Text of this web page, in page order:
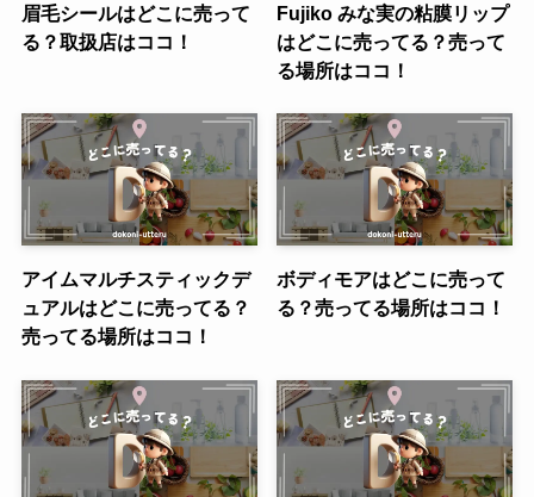
眉毛シールはどこに売って
る？取扱店はココ！
Fujiko みな実の粘膜リップ
はどこに売ってる？売って
る場所はココ！
アイムマルチスティックデ
ュアルはどこに売ってる？
売ってる場所はココ！
ボディモアはどこに売って
る？売ってる場所はココ！